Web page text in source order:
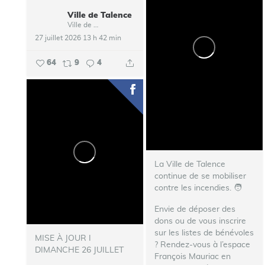
Ville de Talence
27 juillet 2026 13 h 42 min
64 9 4
La Ville de Talence
continue de se mobiliser
contre les incendies. ‍🧑‍
Envie de déposer des
dons ou de vous inscrire
sur les listes de bénévoles
? Rendez-vous à l’espace
François Mauriac en
MISE À JOUR I
DIMANCHE 26 JUILLET